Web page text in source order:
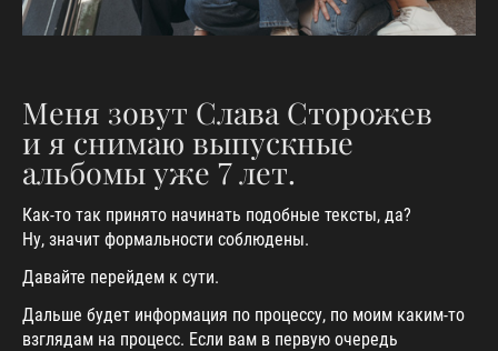
Меня зовут Слава Сторожев
и я снимаю выпускные
альбомы уже 7 лет.
Как-то так принято начинать подобные тексты, да?
Ну, значит формальности соблюдены.
Давайте перейдем к сути.
Дальше будет информация по процессу, по моим каким-то
взглядам на процесс. Если вам в первую очередь